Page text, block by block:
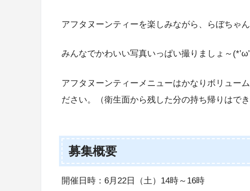
アフタヌーンティーを楽しみながら、らぼちゃ
みんなでかわいい写真いっぱい撮りましょ～
アフタヌーンティーメニューはかなりボリュー
ださい。（衛生面から残した分の持ち帰りはでき
募集概要
開催日時：6月22日（土）14時～16時